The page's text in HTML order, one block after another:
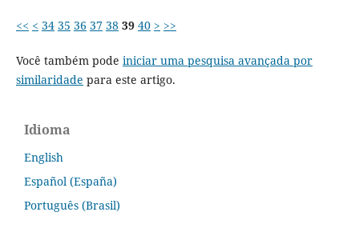
<< < 34 35 36 37 38 39 40 > >>
Você também pode iniciar uma pesquisa avançada por
similaridade para este artigo.
Idioma
English
Español (España)
Português (Brasil)